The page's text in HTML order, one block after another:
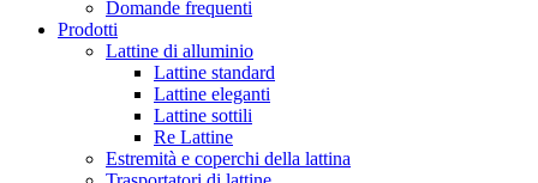
Domande frequenti
Prodotti
Lattine di alluminio
Lattine standard
Lattine eleganti
Lattine sottili
Re Lattine
Estremità e coperchi della lattina